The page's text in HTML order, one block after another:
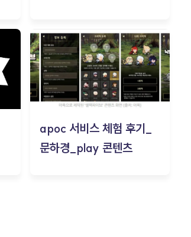
apoc 서비스 체험 후기_
문하경_play 콘텐츠